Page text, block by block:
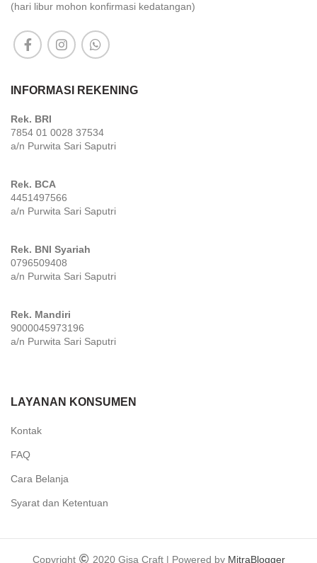
(hari libur mohon konfirmasi kedatangan)
INFORMASI REKENING
Rek. BRI
7854 01 0028 37534
a/n Purwita Sari Saputri
Rek. BCA
4451497566
a/n Purwita Sari Saputri
Rek. BNI Syariah
0796509408
a/n Purwita Sari Saputri
Rek. Mandiri
9000045973196
a/n Purwita Sari Saputri
LAYANAN KONSUMEN
Kontak
FAQ
Cara Belanja
Syarat dan Ketentuan
Copyright 2020 Gisa Craft | Powered by MitraBlogger